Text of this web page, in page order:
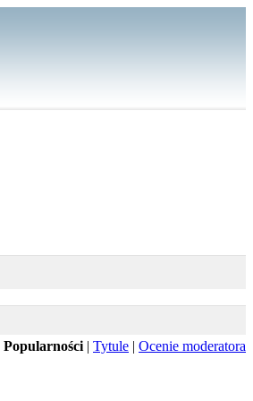
Popularności | Tytule | Ocenie moderatora